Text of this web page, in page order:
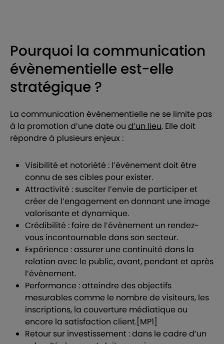
Pourquoi la communication
évènementielle est-elle
stratégique ?
La communication évènementielle ne se limite pas
à la promotion d’une date ou d’un lieu. Elle doit
répondre à plusieurs enjeux :
Visibilité et notoriété : l’évènement doit être
connu de ses cibles pour exister.
Attractivité : susciter l’envie de participer et
créer de l’engagement en donnant une image
valorisante et dynamique.
Crédibilité : faire de l’évènement un rendez-
vous incontournable dans son secteur.
Expérience : assurer une continuité dans la
relation avec le public, avant, pendant et après
l’évènement.
Performance : atteindre des objectifs
mesurables comme le nombre de visiteurs, les
inscriptions, la couverture médiatique ou
encore la satisfaction client.[MP1]
Retour sur investissement : dans le cadre d’un